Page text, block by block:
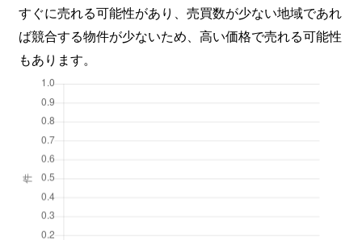
すぐに売れる可能性があり、売買数が少ない地域であれ
ば競合する物件が少ないため、高い価格で売れる可能性
もあります。